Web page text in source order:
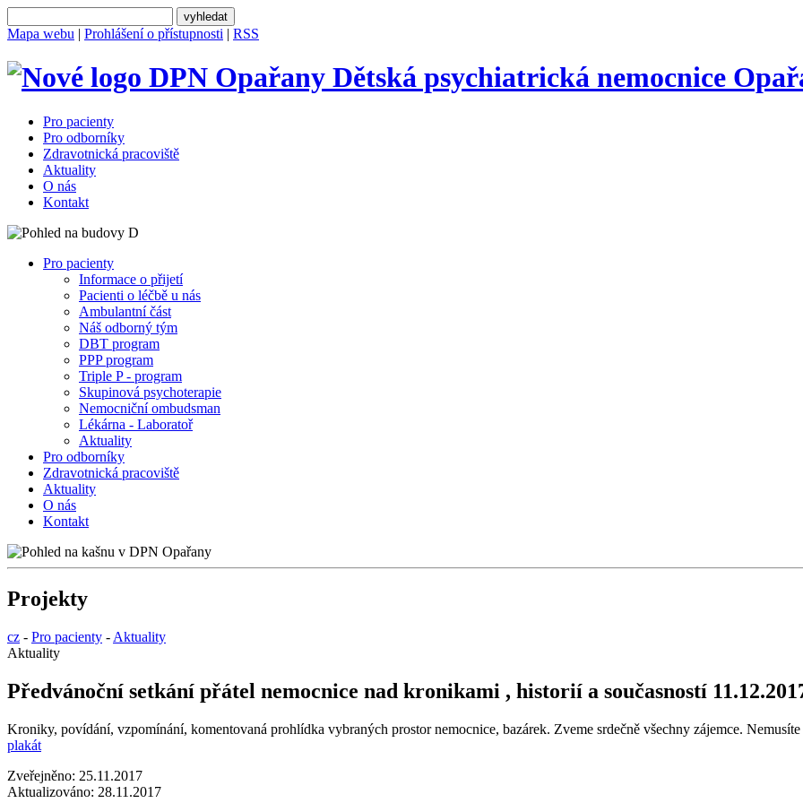
Mapa webu | Prohlášení o přístupnosti | RSS
Dětská psychiatrická nemocnice
Pro pacienty
Pro odborníky
Zdravotnická pracoviště
Aktuality
O nás
Kontakt
Pro pacienty
Informace o přijetí
Pacienti o léčbě u nás
Ambulantní část
Náš odborný tým
DBT program
PPP program
Triple P - program
Skupinová psychoterapie
Nemocniční ombudsman
Lékárna - Laboratoř
Aktuality
Pro odborníky
Zdravotnická pracoviště
Aktuality
O nás
Kontakt
Projekty
cz - Pro pacienty - Aktuality
Aktuality
Předvánoční setkání přátel nemocnice nad kronikami , historií a současností
Kroniky, povídání, vzpomínání, komentovaná prohlídka vybraných prostor nemocnice, bazárek. Zveme srdečně všechny zájemce. Nemusíte
plakát
Zveřejněno: 25.11.2017
Aktualizováno: 28.11.2017